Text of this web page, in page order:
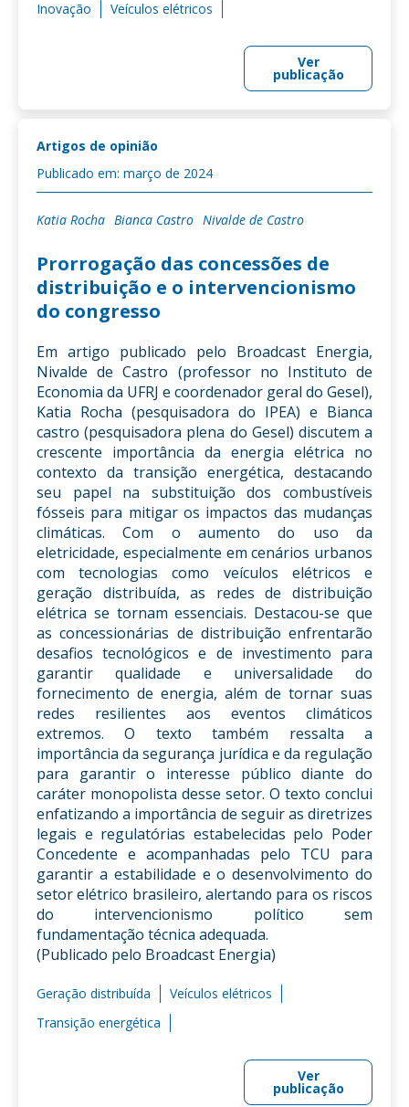
Inovação Veículos elétricos
Ver
publicação
Artigos de opinião
Publicado em: março de 2024
Katia Rocha Bianca Castro Nivalde de Castro
Prorrogação das concessões de
distribuição e o intervencionismo
do congresso
Em artigo publicado pelo Broadcast Energia,
Nivalde de Castro (professor no Instituto de
Economia da UFRJ e coordenador geral do Gesel),
Katia Rocha (pesquisadora do IPEA) e Bianca
castro (pesquisadora plena do Gesel) discutem a
crescente importância da energia elétrica no
contexto da transição energética, destacando
seu papel na substituição dos combustíveis
fósseis para mitigar os impactos das mudanças
climáticas. Com o aumento do uso da
eletricidade, especialmente em cenários urbanos
com tecnologias como veículos elétricos e
geração distribuída, as redes de distribuição
elétrica se tornam essenciais. Destacou-se que
as concessionárias de distribuição enfrentarão
desafios tecnológicos e de investimento para
garantir qualidade e universalidade do
fornecimento de energia, além de tornar suas
redes resilientes aos eventos climáticos
extremos. O texto também ressalta a
importância da segurança jurídica e da regulação
para garantir o interesse público diante do
caráter monopolista desse setor. O texto conclui
enfatizando a importância de seguir as diretrizes
legais e regulatórias estabelecidas pelo Poder
Concedente e acompanhadas pelo TCU para
garantir a estabilidade e o desenvolvimento do
setor elétrico brasileiro, alertando para os riscos
do intervencionismo político sem
fundamentação técnica adequada.
(Publicado pelo Broadcast Energia)
Geração distribuída
Veículos elétricos
Transição energética
Ver
publicação